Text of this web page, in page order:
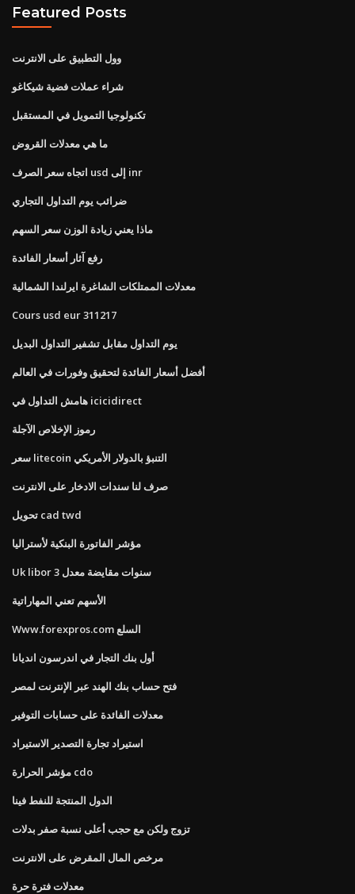
Featured Posts
وول التطبيق على الانترنت
شراء عملات فضية شيكاغو
تكنولوجيا التمويل في المستقبل
ما هي معدلات القروض
اتجاه سعر الصرف usd إلى inr
ضرائب يوم التداول التجاري
ماذا يعني زيادة الوزن سعر السهم
رفع آثار أسعار الفائدة
معدلات الممتلكات الشاغرة ايرلندا الشمالية
Cours usd eur 311217
يوم التداول مقابل تشفير التداول البديل
أفضل أسعار الفائدة لتحقيق وفورات في العالم
هامش التداول في icicidirect
رموز الإخلاص الآجلة
سعر litecoin التنبؤ بالدولار الأمريكي
صرف لنا سندات الادخار على الانترنت
تحويل cad twd
مؤشر الفاتورة البنكية لأستراليا
Uk libor 3 سنوات مقايضة معدل
الأسهم تعني المهاراتية
Www.forexpros.com السلع
أول بنك التجار في اندرسون انديانا
فتح حساب بنك الهند عبر الإنترنت لمصر
معدلات الفائدة على حسابات التوفير
استيراد تجارة التصدير الاستيراد
مؤشر الحرارة cdo
الدول المنتجة للنفط فينا
تزوج ولكن مع حجب أعلى نسبة صفر بدلات
مرخص المال المقرض على الانترنت
معدلات فترة حرة